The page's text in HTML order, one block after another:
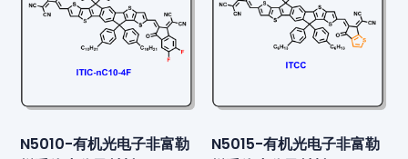
N5010-有机光电子非富勒
N5015-有机光电子非富勒